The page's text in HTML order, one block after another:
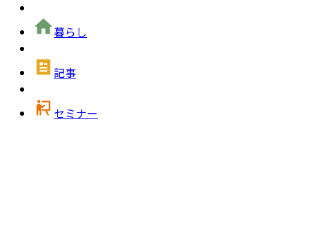
暮らし
記事
セミナー